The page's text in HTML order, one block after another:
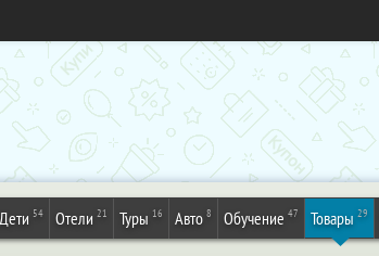
Дети 54 Отели 21 Туры 16 Авто 8 Обучение 47 Товары 29